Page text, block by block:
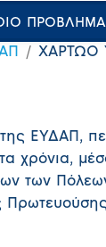
ΧΑΡΤΩΟ
ΕΥΔΑΠ,
χρόνια,
των